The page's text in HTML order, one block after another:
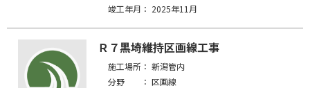
竣工年月： 2025年11月
Ｒ７黒埼維持区画線工事
施工場所： 新潟管内
分野 ： 区画線